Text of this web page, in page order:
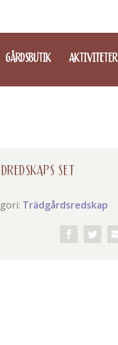
GÅRDSBUTIK AKTIVITETER
SET
Trädgårdsredskap